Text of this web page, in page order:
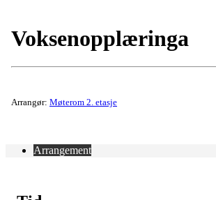
Voksenopplæringa
Arrangør: Møterom 2. etasje
Arrangement